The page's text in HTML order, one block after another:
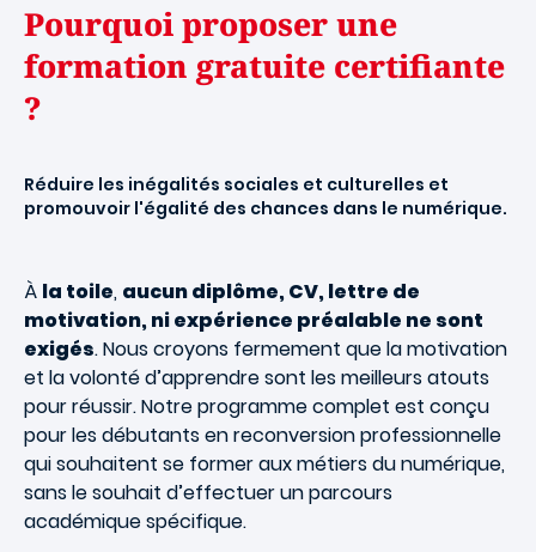
Pourquoi proposer une
formation gratuite certifiante
?
Réduire les inégalités sociales et culturelles et
promouvoir l'égalité des chances dans le numérique.
À la toile, aucun diplôme, CV, lettre de
motivation, ni expérience préalable ne sont
exigés. Nous croyons fermement que la motivation
et la volonté d’apprendre sont les meilleurs atouts
pour réussir. Notre programme complet est conçu
pour les débutants en reconversion professionnelle
qui souhaitent se former aux métiers du numérique,
sans le souhait d’effectuer un parcours
académique spécifique.